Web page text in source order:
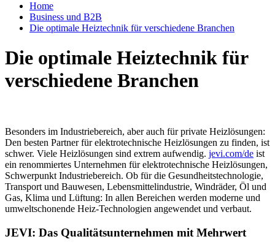
Home
Business und B2B
Die optimale Heiztechnik für verschiedene Branchen
Die optimale Heiztechnik für
verschiedene Branchen
Besonders im Industriebereich, aber auch für private Heizlösungen:
Den besten Partner für elektrotechnische Heizlösungen zu finden, ist
schwer. Viele Heizlösungen sind extrem aufwendig. jevi.com/de ist
ein renommiertes Unternehmen für elektrotechnische Heizlösungen,
Schwerpunkt Industriebereich. Ob für die Gesundheitstechnologie,
Transport und Bauwesen, Lebensmittelindustrie, Windräder, Öl und
Gas, Klima und Lüftung: In allen Bereichen werden moderne und
umweltschonende Heiz-Technologien angewendet und verbaut.
JEVI: Das Qualitätsunternehmen mit Mehrwert